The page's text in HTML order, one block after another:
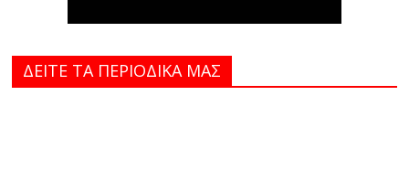
ΔΕΙΤΕ ΤΑ ΠΕΡΙΟΔΙΚΑ MAΣ